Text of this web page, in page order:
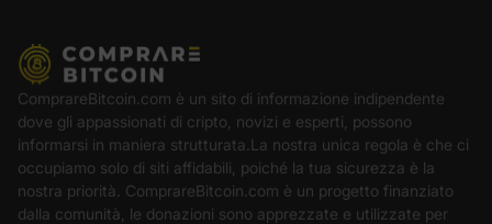
ComprareBitcoin.com è un sito di informazione indipendente
dove gli appassionati di cripto, novizi e esperti, possono
informarsi in maniera strutturata.La nostra unica regola è che ci
occupiamo solo di siti affidabili, poiché la tua sicurezza è la
nostra priorità. ComprareBitcoin.com è un progetto finanziato
dalla comunità, le donazioni sono apprezzate e utilizzate per